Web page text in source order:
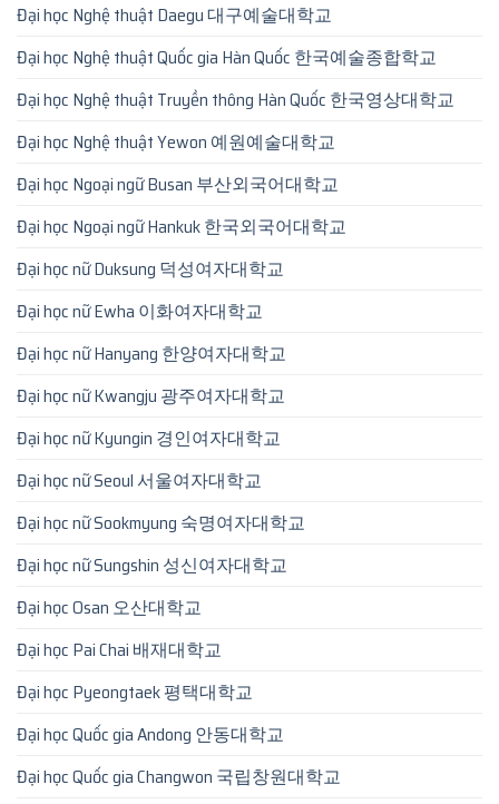
Đại học Nghệ thuật Daegu 대구예술대학교
Đại học Nghệ thuật Quốc gia Hàn Quốc 한국예술종합학교
Đại học Nghệ thuật Truyền thông Hàn Quốc 한국영상대학교
Đại học Nghệ thuật Yewon 예원예술대학교
Đại học Ngoại ngữ Busan 부산외국어대학교
Đại học Ngoại ngữ Hankuk 한국외국어대학교
Đại học nữ Duksung 덕성여자대학교
Đại học nữ Ewha 이화여자대학교
Đại học nữ Hanyang 한양여자대학교
Đại học nữ Kwangju 광주여자대학교
Đại học nữ Kyungin 경인여자대학교
Đại học nữ Seoul 서울여자대학교
Đại học nữ Sookmyung 숙명여자대학교
Đại học nữ Sungshin 성신여자대학교
Đại học Osan 오산대학교
Đại học Pai Chai 배재대학교
Đại học Pyeongtaek 평택대학교
Đại học Quốc gia Andong 안동대학교
Đại học Quốc gia Changwon 국립창원대학교